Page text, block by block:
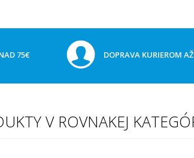
75€ DOPRAVA KURIEROM
V ROVNAKEJ